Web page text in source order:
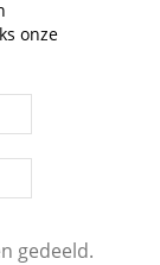
onze
gedeeld.